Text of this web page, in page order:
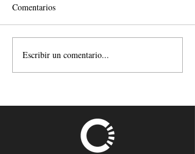
Comentarios
Escribir un comentario...